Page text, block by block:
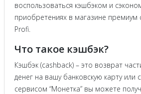
воспользоваться кэшбэком и
приобретениях в магазине премиум
Profi.
Что такое кэшбэк?
Кэшбэк (cashback) – это возврат
денег на вашу банковскую карту или
сервисом “Монетка” вы можете